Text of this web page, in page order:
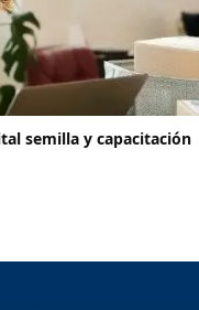
semilla y capacitación